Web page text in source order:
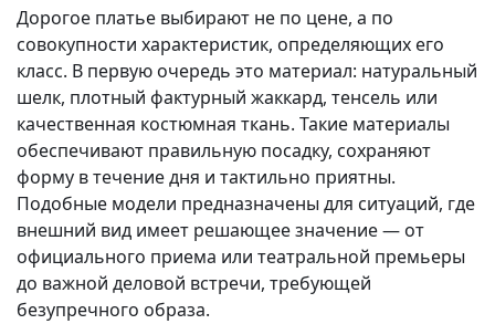
Дорогое платье выбирают не по цене, а по
совокупности характеристик, определяющих его
класс. В первую очередь это материал: натуральный
шелк, плотный фактурный жаккард, тенсель или
качественная костюмная ткань. Такие материалы
обеспечивают правильную посадку, сохраняют
форму в течение дня и тактильно приятны.
Подобные модели предназначены для ситуаций, где
внешний вид имеет решающее значение — от
официального приема или театральной премьеры
до важной деловой встречи, требующей
безупречного образа.